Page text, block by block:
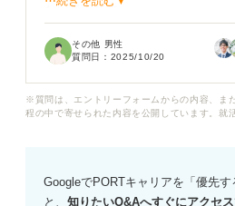
ない状況です。
社会人で、目標がないままで居
まず何をすれば良いのでしょうか
その他 男性
質問日： 2025/10/20
※質問は、エントリーフォームからの内容、ま
程の中で寄せられた内容を公開しています。就
GoogleでPORTキャリアを「優先
と、 知りたいQ&Aへすぐにアクセ